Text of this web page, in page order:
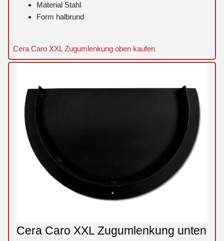
Material Stahl
Form halbrund
Cera Caro XXL Zugumlenkung oben kaufen
Cera Caro XXL Zugumlenkung unten